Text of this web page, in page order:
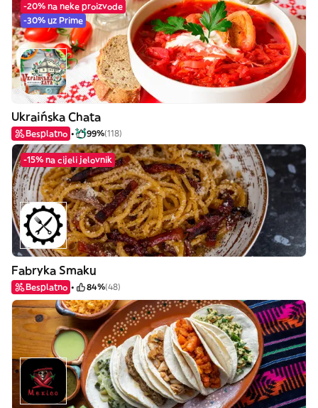
-20% na neke proizvode
-30% uz Prime
Ukraińska Chata
Besplatno 99%(118)
-15% na cijeli jelovnik
Fabryka Smaku
Besplatno 84%(48)